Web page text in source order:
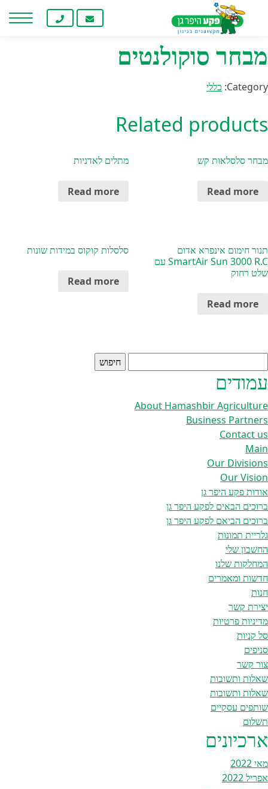
אינטרנט,
לחץ
כדי
לאזור
/כללי/ מבחר סוקולנטים
מבחר סוקולנטים
Category: כללי
Related products
מבחר סלסלאות קש
Read more
מתלים לאדניות
Read more
תנור חימום אינפרא אדום
SmartAir Sun 3000 R.C עם
שלט רחוק
Read more
סלסלות קוקוס במידות שונות
Read more
עמודים
About Hamashbir Agriculture
Business Partners
Contact us
Main
Our Divisions
Our Vision
אודות פקע היפר גן
ברוכים הבאים לפקע היפר גן
ברוכים הביאם לפקע היפר גן
גלריית תמונות
החשבון שלי
המחלקות שלנו
חדשות ומאמרים
חנות
יצירת קשר
מדיניות פרטיות
סל קניות
סניפים
צור קשר
שאלות ותשובות
שאלות ותשובות
שותפים עסקיים
תשלום
ארכיונים
מאי 2022
אפריל 2022